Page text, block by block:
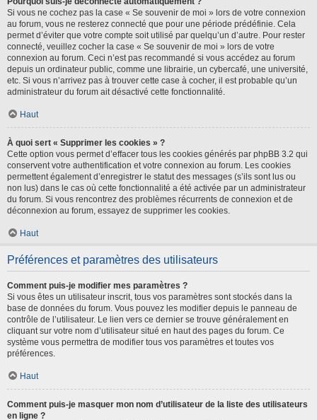
Si vous ne cochez pas la case « Se souvenir de moi » lors de votre connexion
au forum, vous ne resterez connecté que pour une période prédéfinie. Cela
permet d’éviter que votre compte soit utilisé par quelqu’un d’autre. Pour rester
connecté, veuillez cocher la case « Se souvenir de moi » lors de votre
connexion au forum. Ceci n’est pas recommandé si vous accédez au forum
depuis un ordinateur public, comme une librairie, un cybercafé, une université,
etc. Si vous n’arrivez pas à trouver cette case à cocher, il est probable qu’un
administrateur du forum ait désactivé cette fonctionnalité.
Haut
À quoi sert « Supprimer les cookies » ?
Cette option vous permet d’effacer tous les cookies générés par phpBB 3.2 qui
conservent votre authentification et votre connexion au forum. Les cookies
permettent également d’enregistrer le statut des messages (s’ils sont lus ou
non lus) dans le cas où cette fonctionnalité a été activée par un administrateur
du forum. Si vous rencontrez des problèmes récurrents de connexion et de
déconnexion au forum, essayez de supprimer les cookies.
Haut
Préférences et paramètres des utilisateurs
Comment puis-je modifier mes paramètres ?
Si vous êtes un utilisateur inscrit, tous vos paramètres sont stockés dans la
base de données du forum. Vous pouvez les modifier depuis le panneau de
contrôle de l’utilisateur. Le lien vers ce dernier se trouve généralement en
cliquant sur votre nom d’utilisateur situé en haut des pages du forum. Ce
système vous permettra de modifier tous vos paramètres et toutes vos
préférences.
Haut
Comment puis-je masquer mon nom d’utilisateur de la liste des utilisateurs
en ligne ?